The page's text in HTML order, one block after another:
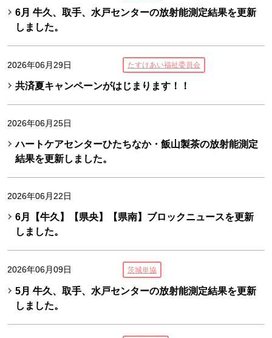
6月 牛久、取手、水戸センターの放射能測定結果を更新
しました。
2026年06月29日 たすけあい福祉委員会
共済夏キャンペーンがはじまります！！
2026年06月25日
ハートケアセンターひたちなか・飯山製茶の放射能測定
結果を更新しました。
2026年06月22日
6月【牛久】【県央】【県南】ブロックニュースを更新
しました。
2026年06月09日 茨城単協
5月 牛久、取手、水戸センターの放射能測定結果を更新
しました。